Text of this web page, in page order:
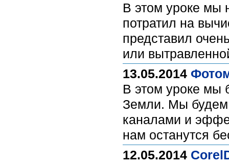
В этом уроке мы
потратил на
представил
или
13.05.2014
В этом уроке мы
Земли. Мы будем
каналами и
нам останутся
12.05.2014